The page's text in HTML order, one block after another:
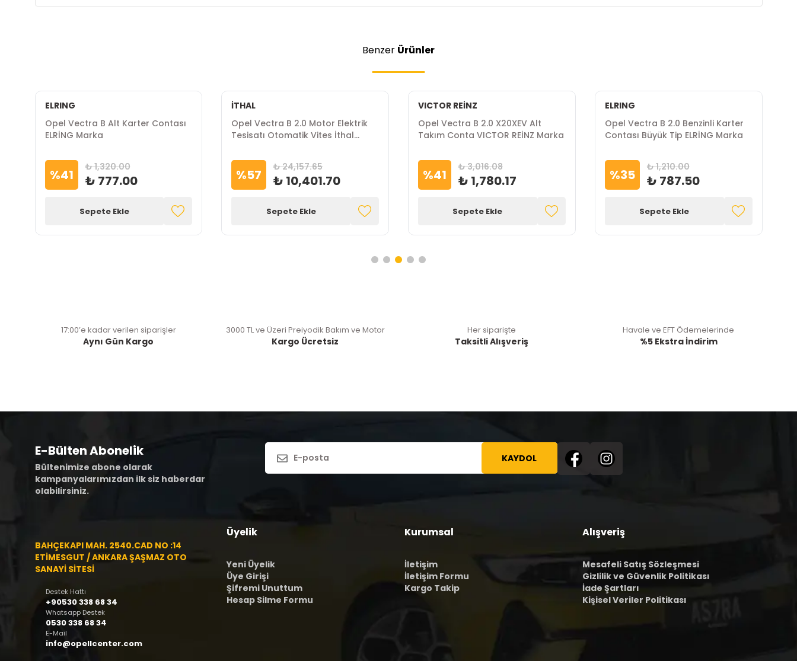
Benzer Ürünler
ELRING
Opel Vectra B Alt Karter Contası
ELRİNG Marka
%41 ₺ 1,320.00
₺ 777.00
Sepete Ekle
İTHAL
Opel Vectra B 2.0 Motor Elektrik
Tesisatı Otomatik Vites İthal
%57 ₺ 24,157.65
₺ 10,401.70
Sepete Ekle
VICTOR REİNZ
Opel Vectra B 2.0 X20XEV Alt
Takım Conta VICTOR REİNZ Marka
%41 ₺ 3,016.08
₺ 1,780.17
Sepete Ekle
ELRING
Opel Vectra B 2.0 Benzinli Karter
Contası Büyük Tip ELRİNG Marka
%35 ₺ 1,210.00
₺ 787.50
Sepete Ekle
17:00’e kadar verilen siparişler
Aynı Gün Kargo
3000 TL ve Üzeri Preiyodik Bakım ve Motor
Kargo Ücretsiz
Her siparişte
Taksitli Alışveriş
Havale ve EFT Ödemelerinde
%5 Ekstra İndirim
E-Bülten Abonelik
Bültenimize abone olarak
kampanyalarımızdan ilk siz haberdar
olabilirsiniz.
KAYDOL
BAHÇEKAPI MAH. 2540.CAD NO :14
ETİMESGUT / ANKARA ŞAŞMAZ OTO
SANAYİ SİTESİ
Destek Hattı
+90530 338 68 34
Whatsapp Destek
0530 338 68 34
E-Mail
info@opellcenter.com
Üyelik
Yeni Üyelik
Üye Girişi
Şifremi Unuttum
Hesap Silme Formu
Kurumsal
İletişim
İletişim Formu
Kargo Takip
Alışveriş
Mesafeli Satış Sözleşmesi
Gizlilik ve Güvenlik Politikası
İade Şartları
Kişisel Veriler Politikası